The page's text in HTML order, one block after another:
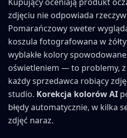
zdjęciu nie odpowiada
Pomarańczowy sweter
koszula fotografowana w
wyblakłe kolory spowodowane
oświetleniem — to problemy,
każdy sprzedawca robiący
studio. Korekcja kolorów AI
błędy automatycznie, w kilka
zdjęć naraz.